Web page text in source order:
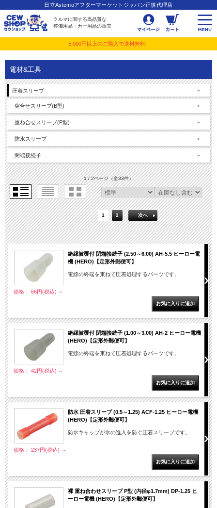
日立Astemoアフターマーケットジャパン正規代理店
クルマに関する高品質な
整備用品・カー用品の販売
5,000円以上のご購入で送料無料
電材&工具
圧着スリーブ
突合せスリーブ(B型)
重ね合せスリーブ(P型)
防水スリーブ
閉端接続子
1 / 2ページ（全33件）
1 2 次へ
絶縁被覆付 閉端接続子 (2.50～6.00) AH-5.5 ヒーロー電
機 (HERO)【定形外郵便可】
電線の終端を束ねて圧着処理するパーツです。
価格： 66円(税込) ～
絶縁被覆付 閉端接続子 (1.00～3.00) AH-2 ヒーロー電機
(HERO)【定形外郵便可】
電線の終端を束ねて圧着処理するパーツです。
価格： 42円(税込) ～
防水 圧着スリーブ (0.5～1.25) ACF-1.25 ヒーロー電機
(HERO)【定形外郵便可】
防水キャップが水の進入を防ぐ圧着スリーブです。
価格： 237円(税込) ～
裸 重ね合わせスリーブ P型 (内径φ1.7mm) DP-1.25 ヒ
ーロー電機 (HERO)【定形外郵便可】